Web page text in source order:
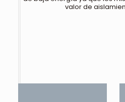
valor de
Panels